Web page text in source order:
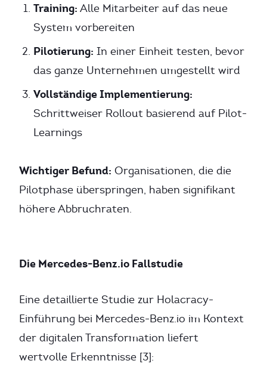
Training: Alle Mitarbeiter auf das neue
System vorbereiten
Pilotierung: In einer Einheit testen, bevor
das ganze Unternehmen umgestellt wird
Vollständige Implementierung:
Schrittweiser Rollout basierend auf Pilot-
Learnings
Wichtiger Befund: Organisationen, die die
Pilotphase überspringen, haben signifikant
höhere Abbruchraten.
Die Mercedes-Benz.io Fallstudie
Eine detaillierte Studie zur Holacracy-
Einführung bei Mercedes-Benz.io im Kontext
der digitalen Transformation liefert
wertvolle Erkenntnisse [3]: